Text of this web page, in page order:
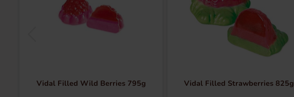
Vidal Filled Wild Berries 795g Vidal Filled Strawberries 825g